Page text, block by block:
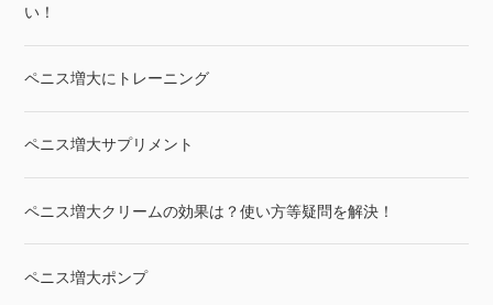
い！
ペニス増大にトレーニング
ペニス増大サプリメント
ペニス増大クリームの効果は？使い方等疑問を解決！
ペニス増大ポンプ